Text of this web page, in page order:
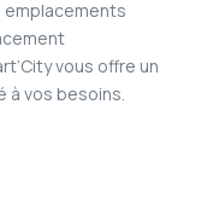
vous offre un
vos besoins.